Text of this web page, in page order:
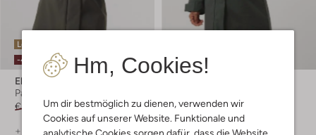
Hm, Cookies!
Um dir bestmöglich zu dienen, verwenden wir
Cookies auf unserer Website. Funktionale und
analytische Cookies sorgen dafür, dass die Website
Letzte Größen
-40%
Elvine
Parkas
€ 329,99 € 197,99
+ mehr farben
-20%
€ 329,99 € 263,99
+ mehr farben